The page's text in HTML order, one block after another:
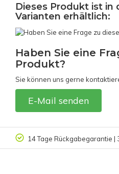
Dieses Produkt ist
Varianten erhältlich:
Haben Sie eine
Produkt?
Sie können uns gerne
E-Mail senden
14 Tage Rückgabegarantie |